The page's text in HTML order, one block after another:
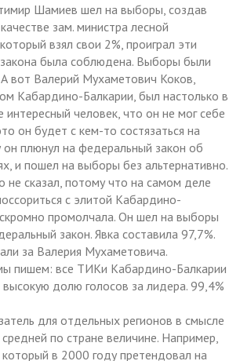
Шамиев шел на выборы, создав
зам. министра лесной
взял свои 2%, проиграл эти
была соблюдена. Выборы были
вот Валерий Мухаметович Коков,
Кабардино-Балкарии, был настолько в
интересный человек, что он не мог себе
он будет с кем-то состязаться на
плюнул на федеральный закон об
и пошел на выборы без альтернативно.
не сказал, потому что на самом деле
с элитой Кабардино-
промолчала. Он шел на выборы
закон. Явка составила 97,7%.
за Валерия Мухаметовича.
пишем: все ТИКи Кабардино-Балкарии
долю голосов за лидера. 99,4%
для отдельных регионов в смысле
по стране величине. Например,
который в 2000 году претендовал на